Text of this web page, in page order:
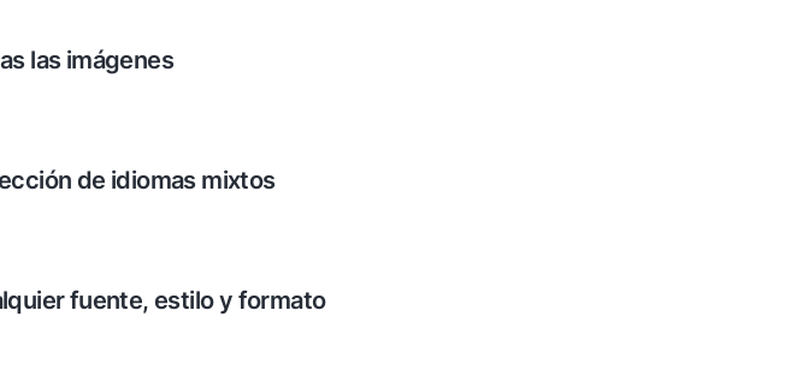
las imágenes
de idiomas mixtos
fuente, estilo y formato